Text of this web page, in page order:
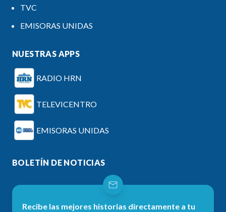
TVC
EMISORAS UNIDAS
NUESTRAS APPS
RADIO HRN
TELEVICENTRO
EMISORAS UNIDAS
BOLETÍN DE NOTICIAS
Recibe las mejores historias directamente a tu